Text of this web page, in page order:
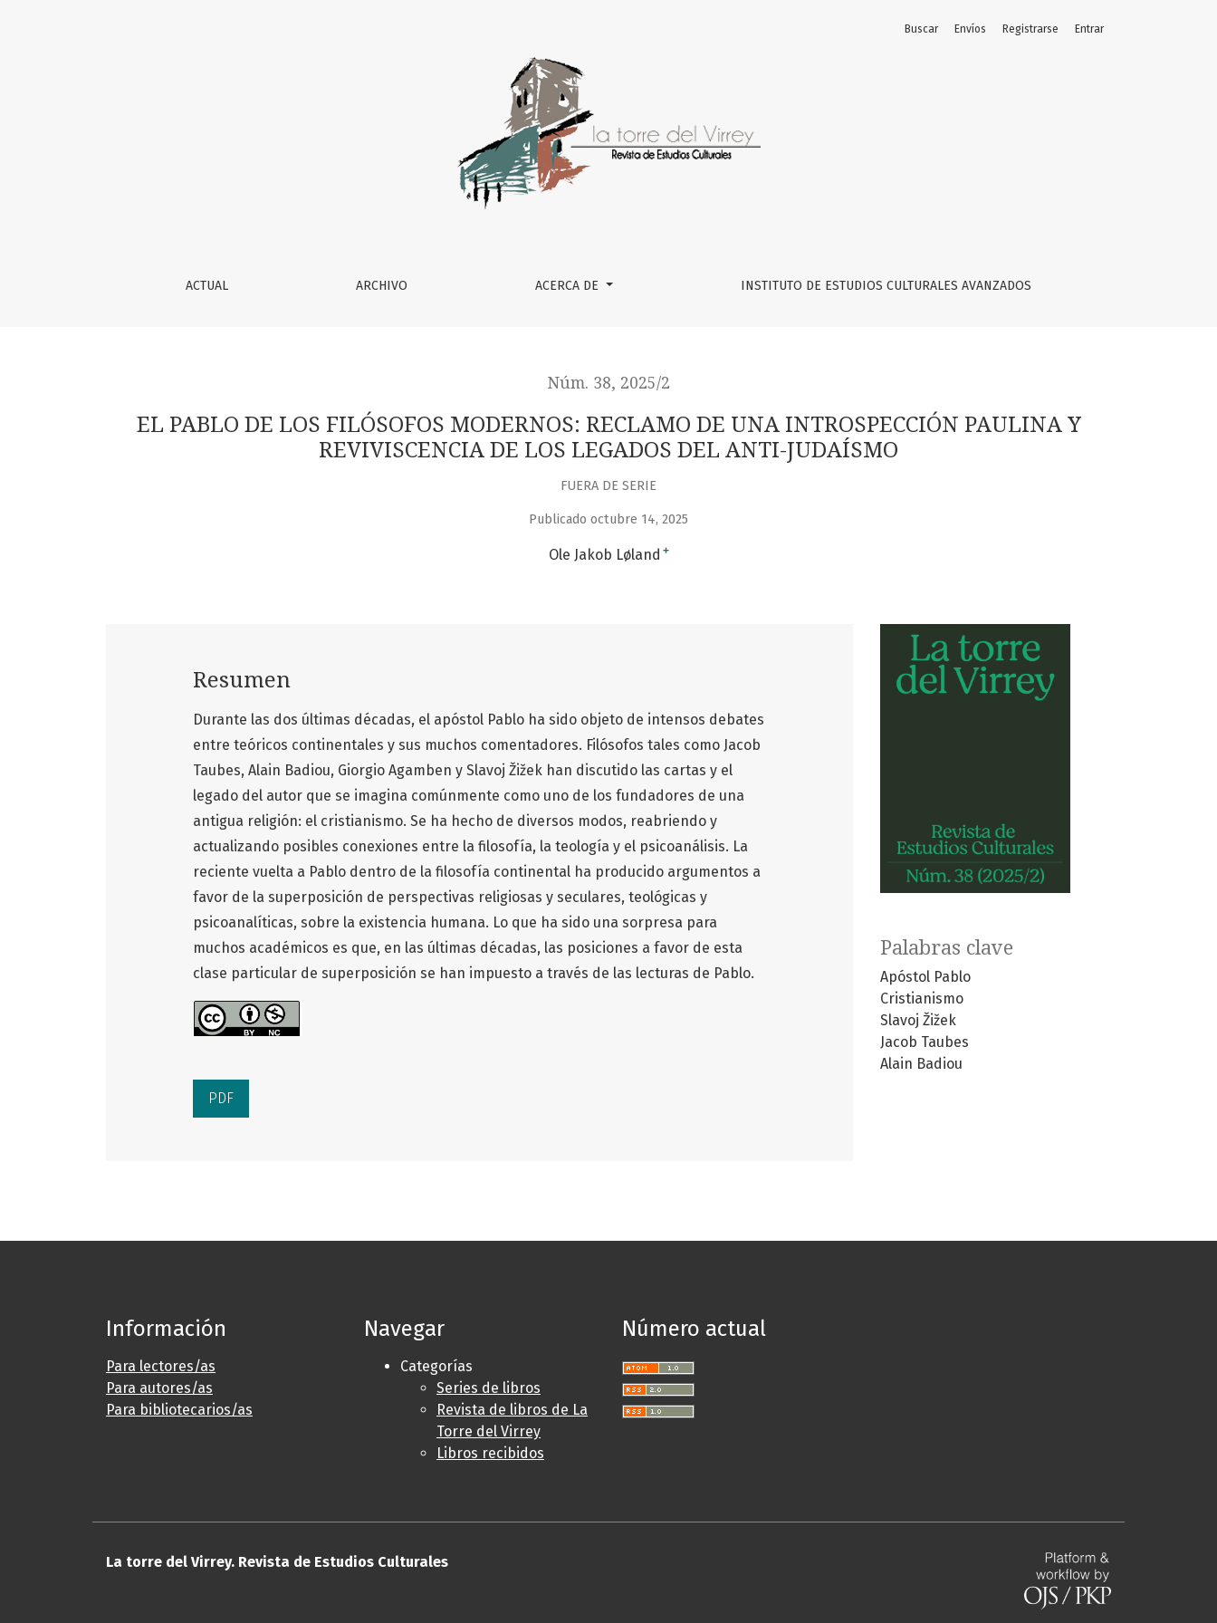
EL PABLO DE LOS FILÓSOFOS MODERNOS: RECLAMO DE UNA INTROSPECCIÓN PAULINA Y REVIVISCENCIA DE LOS LEGADOS DEL ANTI-JUDAÍSMO
ACTUAL ARCHIVO ACERCA DE INSTITUTO DE ESTUDIOS CULTURALES AVANZADOS
Buscar Envíos Registrarse Entrar
Núm. 38, 2025/2
EL PABLO DE LOS FILÓSOFOS MODERNOS: RECLAMO DE UNA INTROSPECCIÓN PAULINA Y
REVIVISCENCIA DE LOS LEGADOS DEL ANTI-JUDAÍSMO
FUERA DE SERIE
Publicado octubre 14, 2025
Ole Jakob Løland +
Palabras clave
Apóstol Pablo
Cristianismo
Slavoj Žižek
Jacob Taubes
Alain Badiou
Resumen
Durante las dos últimas décadas, el apóstol Pablo ha sido objeto de intensos debates
entre teóricos continentales y sus muchos comentadores. Filósofos tales como Jacob
Taubes, Alain Badiou, Giorgio Agamben y Slavoj Žižek han discutido las cartas y el
legado del autor que se imagina comúnmente como uno de los fundadores de una
antigua religión: el cristianismo. Se ha hecho de diversos modos, reabriendo y
actualizando posibles conexiones entre la filosofía, la teología y el psicoanálisis. La
reciente vuelta a Pablo dentro de la filosofía continental ha producido argumentos a
favor de la superposición de perspectivas religiosas y seculares, teológicas y
psicoanalíticas, sobre la existencia humana. Lo que ha sido una sorpresa para
muchos académicos es que, en las últimas décadas, las posiciones a favor de esta
clase particular de superposición se han impuesto a través de las lecturas de Pablo.
PDF
Información
Para lectores/as
Para autores/as
Para bibliotecarios/as
Navegar
Categorías
Series de libros
Revista de libros de La
Torre del Virrey
Libros recibidos
Número actual
La torre del Virrey. Revista de Estudios Culturales